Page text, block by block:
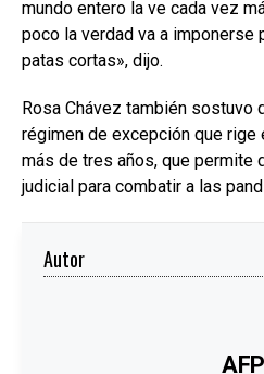
mundo entero la ve cada vez
poco la verdad va a imponerse
patas cortas», dijo.
Rosa Chávez también sostuvo
régimen de excepción que rige
más de tres años, que permite
judicial para combatir a las
Autor
AFP